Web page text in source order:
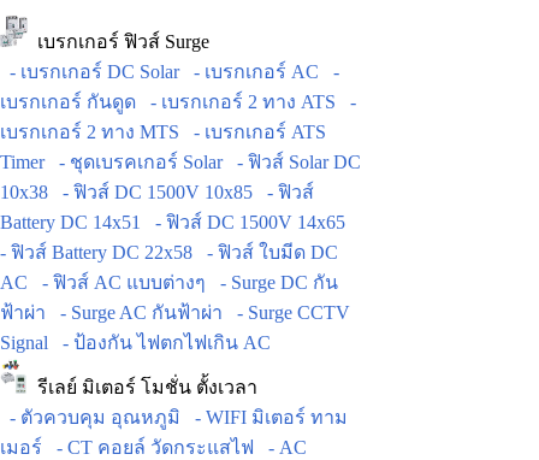
เบรกเกอร์ ฟิวส์ Surge
- เบรกเกอร์ DC Solar
- เบรกเกอร์ AC
-
เบรกเกอร์ กันดูด
- เบรกเกอร์ 2 ทาง ATS
-
เบรกเกอร์ 2 ทาง MTS
- เบรกเกอร์ ATS
Timer
- ชุดเบรคเกอร์ Solar
- ฟิวส์ Solar DC
10x38
- ฟิวส์ DC 1500V 10x85
- ฟิวส์
Battery DC 14x51
- ฟิวส์ DC 1500V 14x65
- ฟิวส์ Battery DC 22x58
- ฟิวส์ ใบมีด DC
AC
- ฟิวส์ AC แบบต่างๆ
- Surge DC กัน
ฟ้าผ่า
- Surge AC กันฟ้าผ่า
- Surge CCTV
Signal
- ป้องกัน ไฟตกไฟเกิน AC
รีเลย์ มิเตอร์ โมชั่น ตั้งเวลา
- ตัวควบคุม อุณหภูมิ
- WIFI มิเตอร์ ทาม
เมอร์
- CT คอยล์ วัดกระแสไฟ
- AC